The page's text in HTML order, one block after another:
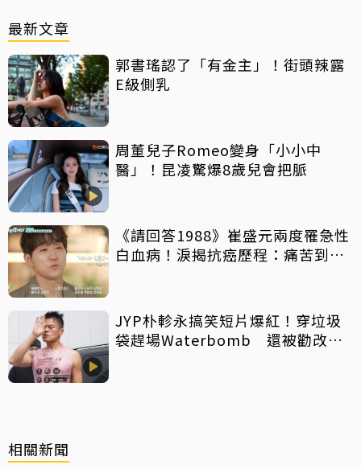
最新文章
郭書瑤認了「有金主」！街頭辣露
E級側乳
周董兒子Romeo變身「小小中
醫」！昆凌驚爆8歲兒會把脈
《請回答1988》崔盛元兩度罹急性
白血病！淚揭抗癌歷程：痛苦到不
JYP朴軫永搞笑短片爆紅！穿垃圾
袋趕場Waterbomb 還被勸改名
相關新聞